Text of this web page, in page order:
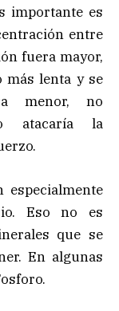
importante es
entre
fuera mayor,
más lenta y se
menor, no
atacaría la
Eso no es
que se
En algunas